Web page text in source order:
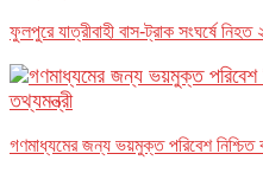
ফুলপুরে যাত্রীবাহী বাস-ট্রাক সংঘর্ষে
গণমাধ্যমের জন্য ভয়মুক্ত পরিবেশ